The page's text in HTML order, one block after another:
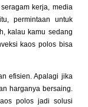
kerja, media
permintaan untuk
kalau kamu sedang
kaos polos bisa
efisien. Apalagi jika
harganya bersaing.
polos jadi solusi